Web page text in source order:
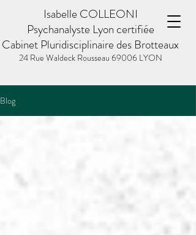
Isabelle COLLEONI
Psychanalyste Lyon certifiée
Cabinet Pluridisciplinaire des Brotteaux
24 Rue Waldeck Rousseau 69006 LYON
Blog